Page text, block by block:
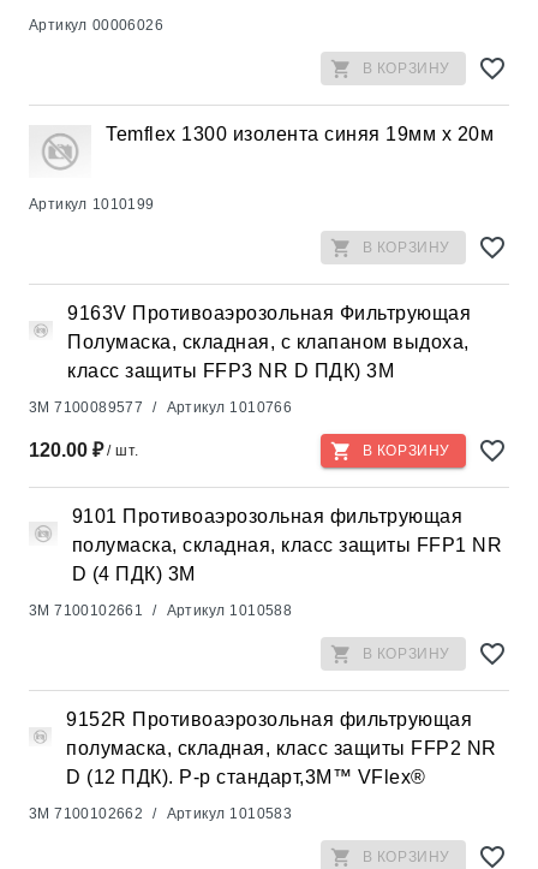
Артикул 00006026
В КОРЗИНУ
Temflex 1300 изолента синяя 19мм x 20м
Артикул 1010199
В КОРЗИНУ
9163V Противоаэрозольная Фильтрующая
Полумаска, складная, с клапаном выдоха,
класс защиты FFP3 NR D ПДК) 3М
3M 7100089577 / Артикул 1010766
120.00 ₽/ шт. В КОРЗИНУ
9101 Противоаэрозольная фильтрующая
полумаска, складная, класс защиты FFP1 NR
D (4 ПДК) 3М
3M 7100102661 / Артикул 1010588
В КОРЗИНУ
9152R Противоаэрозольная фильтрующая
полумаска, складная, класс защиты FFP2 NR
D (12 ПДК). Р-р стандарт,3M™ VFlex®
3M 7100102662 / Артикул 1010583
В КОРЗИНУ